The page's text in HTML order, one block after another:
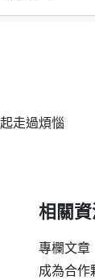
走過煩惱
相關
專欄文章
成為合作